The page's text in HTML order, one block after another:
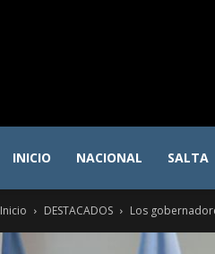
INICIO NACIONAL SALTA
Inicio DESTACADOS Los